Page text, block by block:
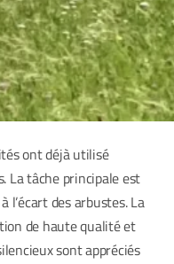
ont déjà utilisé
La tâche principale est
l’écart des arbustes. La
de haute qualité et
sont appréciés